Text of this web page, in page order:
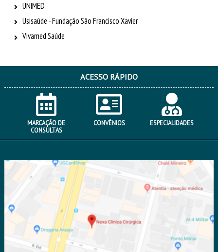
UNIMED
Usisaúde - Fundação São Francisco Xavier
Vivamed Saúde
ACESSO RÁPIDO
MARCAÇÃO DE
CONSULTAS
CONVÊNIOS ESPECIALIDADES